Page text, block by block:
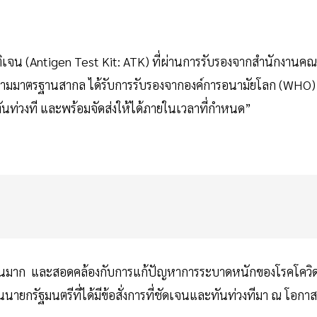
จน (Antigen Test Kit: ATK) ที่ผ่านการรับรองจากสำนักงานค
าตรฐานสากล ได้รับการรับรองจากองค์การอนามัยโลก (WHO)
ท่วงที และพร้อมจัดส่งให้ได้ภายในเวลาที่กำหนด”
าก และสอดคล้องกับการแก้ปัญหาการระบาดหนักของโรคโควิ
ยกรัฐมนตรีที่ได้มีข้อสั่งการที่ชัดเจนและทันท่วงทีมา ณ โอกา